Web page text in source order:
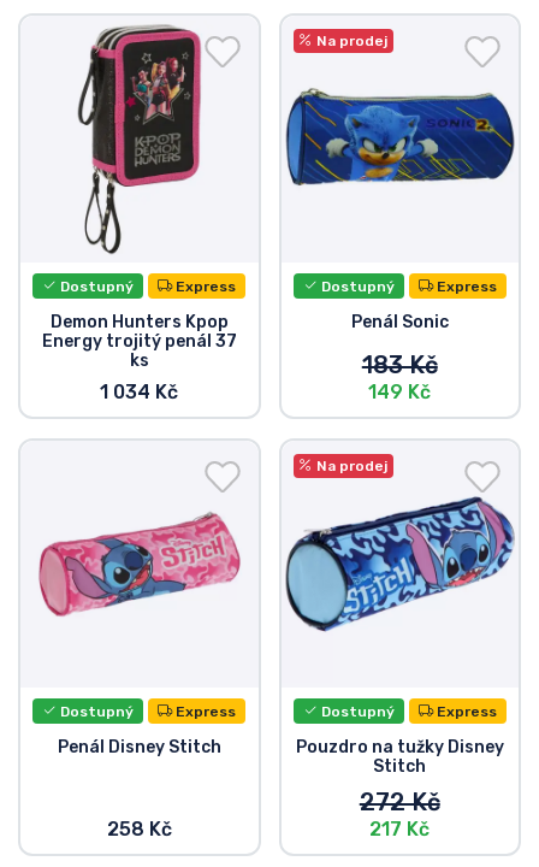
Dostupný Express
Demon Hunters Kpop
Energy trojitý penál 37
ks
1 034 Kč
Na prodej
Dostupný Express
Penál Sonic
183 Kč
149 Kč
Dostupný Express
Penál Disney Stitch
258 Kč
Na prodej
Dostupný Express
Pouzdro na tužky Disney
Stitch
272 Kč
217 Kč